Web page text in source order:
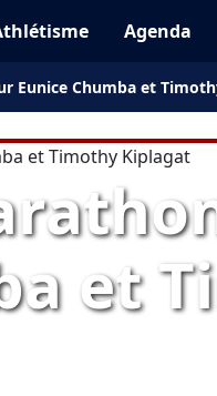
Agenda
Eunice Chumba et
et